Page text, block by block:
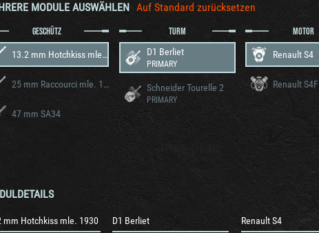
MODULE AUSWÄHLEN Auf Standard zurücksetzen
GESCHÜTZ
13.2 mm Hotchkiss mle. 1930
25 mm Raccourci mle. 1934
47 mm SA34
TURM
D1 Berliet
PRIMARY
Schneider Tourelle 2
PRIMARY
MOTOR
Renault S4
Renault S4F
mm Hotchkiss mle. 1930 D1 Berliet Renault S4